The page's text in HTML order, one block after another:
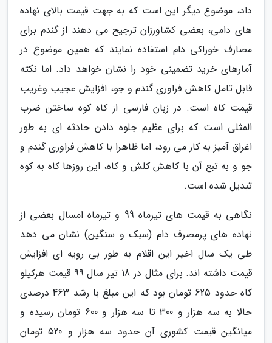
داد، موضوع دیگر این است که به جهت قیمت بالای نهاده
های دامی، بعضی کشاورزان ترجیح می دهند از گندم برای
مصارف خوراکی دام استفاده نمایند که همین موضوع در
آمارهای خرید تضمینی خود را نشان خواهد داد. اما نکته
قابل تامل کاهش فراوری گندم و جو، افزایش عجیب وغریب
قیمت کاه است. در زبان فارسی از کاه کوه ساختن ضرب
المثلی است که برای عظیم جلوه دادن حادثه ای به طور
اغراق آمیز به کار می رود، اما ظاهرا با کاهش فراوری گندم و
جو و به تبع آن با کاهش کلش و کاه، این روزها کاه به کوه
تبدیل شده است.
نگاهی به قیمت های تیرماه 99 و تیرماه امسال بعضی از
نهاده های پرمصرف دام (سبک و سنگین) نشان می دهد
طی یک سال اخیر این اقلام به طور بی رویه ای افزایش
قیمت داشته اند. برای مثال در 18 تیر سال 99 قیمت هرکیلو
کاه حدود 625 تومان بود که این مبلغ با رشد 463 درصدی
حالا به سه هزار و 300 تا سه هزار و 600 تومان رسیده و
میانگین قیمت کشوری آن حدود سه هزار و 520 تومان